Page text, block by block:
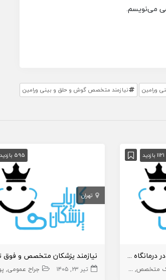
می‌نویسم.
ورامین نیازمند متخصص گوش و حلق و بینی ورامین
1121 بازدید
استخدام متخصص چشم در درمانگاه فرهنگیان
متخصص چشم
595 بازدید
تهران
تیر ۲۳, ۱۴۰۵ جراح عمومی